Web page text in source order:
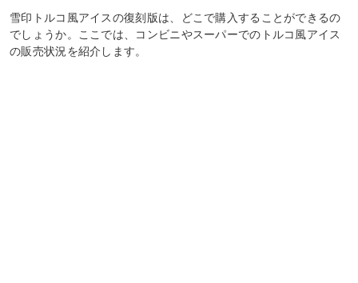
雪印トルコ風アイスの復刻版は、どこで購入することができるの
でしょうか。ここでは、コンビニやスーパーでのトルコ風アイス
の販売状況を紹介します。